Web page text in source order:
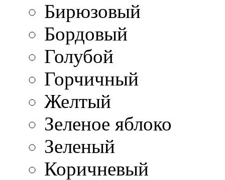
Бирюзовый
Бордовый
Голубой
Горчичный
Желтый
Зеленое яблоко
Зеленый
Коричневый